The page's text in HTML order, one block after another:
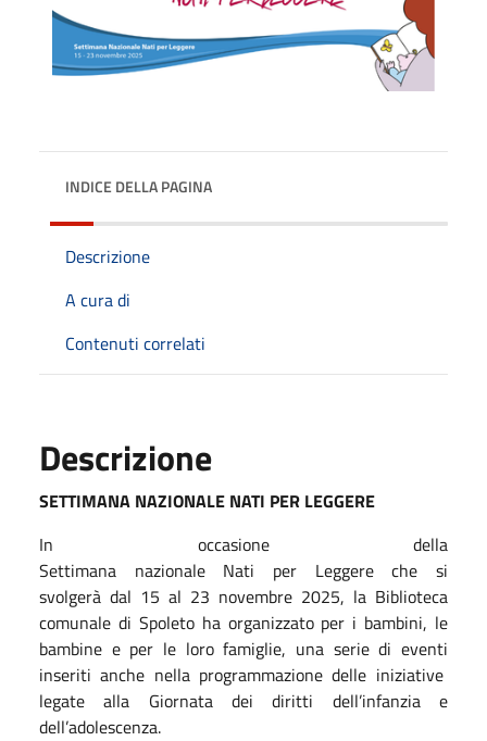
INDICE DELLA PAGINA
Descrizione
A cura di
Contenuti correlati
Descrizione
SETTIMANA NAZIONALE NATI PER LEGGERE
In occasione della
Settimana nazionale Nati per Leggereche si
svolgerà dal 15 al 23 novembre 2025, la Biblioteca
comunale di Spoleto ha organizzato per i bambini, le
bambine e per le loro famiglie, una serie di eventi
inseritianche nella programmazione delle iniziative
legate alla Giornata dei diritti dell’infanzia e
dell’adolescenza.